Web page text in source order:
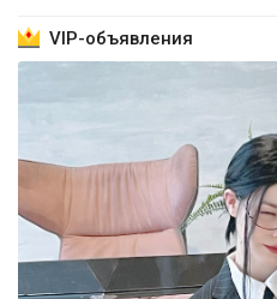
VIP-объявления